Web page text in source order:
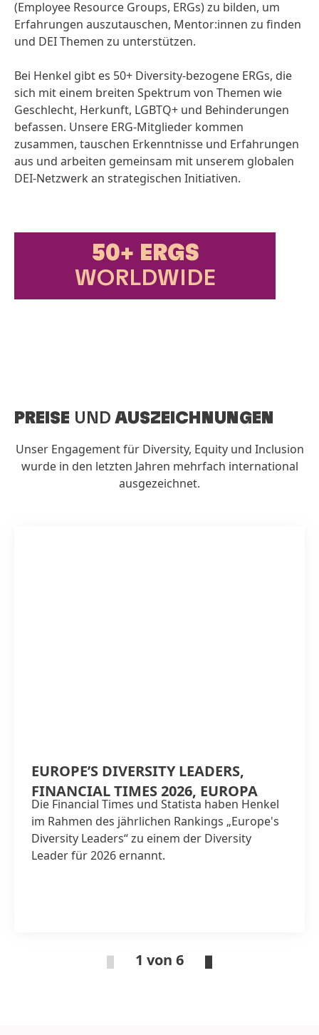
(Employee Resource Groups, ERGs) zu bilden, um
Erfahrungen auszutauschen, Mentor:innen zu finden
und DEI Themen zu unterstützen.
Bei Henkel gibt es 50+ Diversity-bezogene ERGs, die
sich mit einem breiten Spektrum von Themen wie
Geschlecht, Herkunft, LGBTQ+ und Behinderungen
befassen. Unsere ERG-Mitglieder kommen
zusammen, tauschen Erkenntnisse und Erfahrungen
aus und arbeiten gemeinsam mit unserem globalen
DEI-Netzwerk an strategischen Initiativen.
50+ ERGS
WORLD­WIDE
PREISE UND AUSZEICHNUNGEN
Unser Engagement für Diversity, Equity und Inclusion
wurde in den letzten Jahren mehrfach international
ausgezeichnet.
EUROPE’S DIVERSITY LEADERS,
FINANCIAL TIMES 2026, EUROPA
Die Financial Times und Statista haben Henkel
im Rahmen des jährlichen Rankings „Europe's
Diversity Leaders“ zu einem der Diversity
Leader für 2026 ernannt.
1 von 6